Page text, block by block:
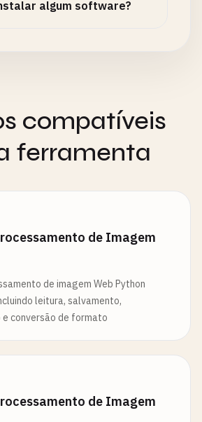
algum software?
compatíveis
ferramenta
de Imagem
de imagem Web Python
leitura, salvamento,
conversão de formato
de Imagem